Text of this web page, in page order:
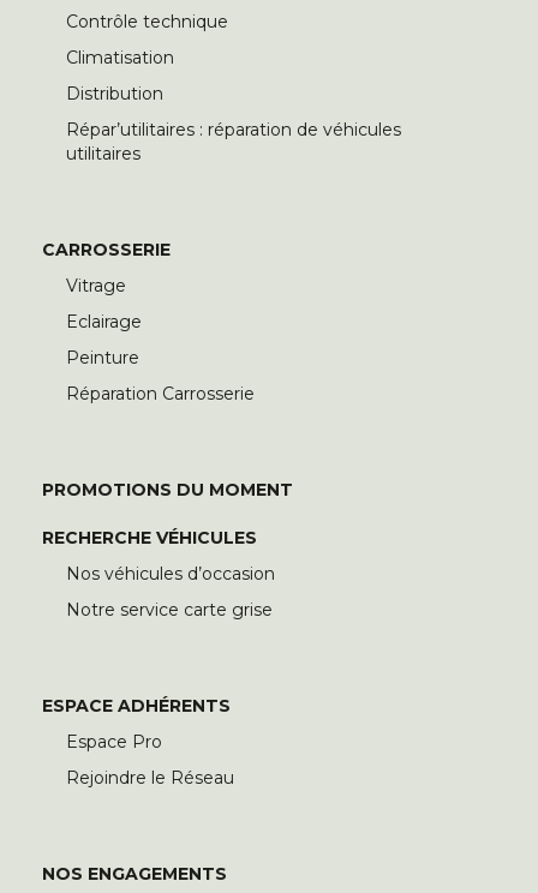
Contrôle technique
Climatisation
Distribution
Répar’utilitaires : réparation de véhicules
utilitaires
CARROSSERIE
Vitrage
Eclairage
Peinture
Réparation Carrosserie
PROMOTIONS DU MOMENT
RECHERCHE VÉHICULES
Nos véhicules d’occasion
Notre service carte grise
ESPACE ADHÉRENTS
Espace Pro
Rejoindre le Réseau
NOS ENGAGEMENTS